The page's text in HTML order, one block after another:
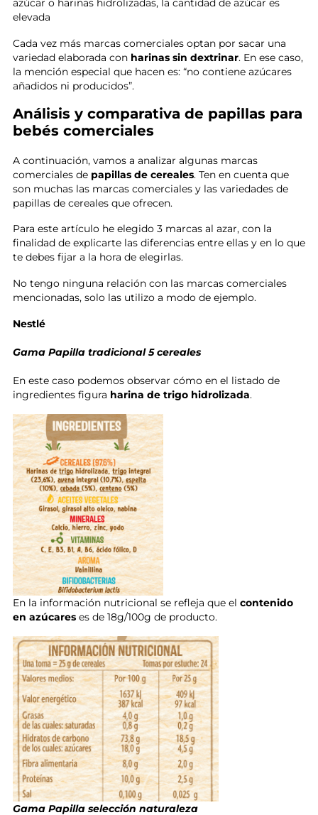
azúcar o harinas hidrolizadas, la cantidad de azúcar es
elevada
Cada vez más marcas comerciales optan por sacar una
variedad elaborada con harinas sin dextrinar. En ese caso,
la mención especial que hacen es: “no contiene azúcares
añadidos ni producidos”.
Análisis y comparativa de papillas para
bebés comerciales
A continuación, vamos a analizar algunas marcas
comerciales de papillas de cereales. Ten en cuenta que
son muchas las marcas comerciales y las variedades de
papillas de cereales que ofrecen.
Para este artículo he elegido 3 marcas al azar, con la
finalidad de explicarte las diferencias entre ellas y en lo que
te debes fijar a la hora de elegirlas.
No tengo ninguna relación con las marcas comerciales
mencionadas, solo las utilizo a modo de ejemplo.
Nestlé
Gama Papilla tradicional 5 cereales
En este caso podemos observar cómo en el listado de
ingredientes figura harina de trigo hidrolizada.
En la información nutricional se refleja que el contenido
en azúcareses de 18g/100g de producto.
Gama Papilla selección naturaleza